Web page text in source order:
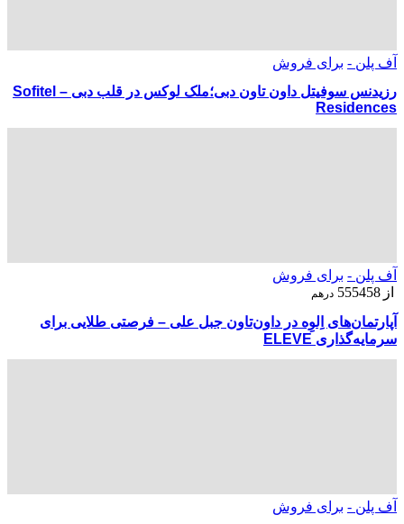
آف پلن - برای فروش
رزیدنس سوفیتل داون‌ تاون دبی؛ملک لوکس در قلب دبی – Sofitel
Residences
آف پلن - برای فروش
از 555458 درهم
آپارتمان‌های اِلوِه در داون‌تاون جبل علی – فرصتی طلایی برای
سرمایه‌گذاری ELEVE
آف پلن - برای فروش